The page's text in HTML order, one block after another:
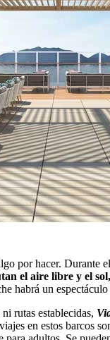
por hacer. Durante
el aire libre y el
habrá un
rutas establecidas,
en estos barcos